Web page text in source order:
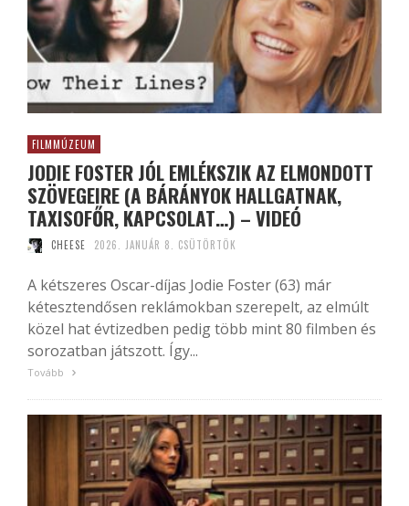
FILMMÚZEUM
JODIE FOSTER JÓL EMLÉKSZIK AZ ELMONDOTT
SZÖVEGEIRE (A BÁRÁNYOK HALLGATNAK,
TAXISOFŐR, KAPCSOLAT…) – VIDEÓ
CHEESE 2026. JANUÁR 8. CSÜTÖRTÖK
A kétszeres Oscar-díjas Jodie Foster (63) már
kétesztendősen reklámokban szerepelt, az elmúlt
közel hat évtizedben pedig több mint 80 filmben és
sorozatban játszott. Így...
Tovább